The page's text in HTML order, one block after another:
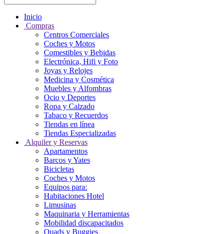
Inicio
Compras
Centros Comerciales
Coches y Motos
Comestibles y Bebidas
Electrónica, Hifi y Foto
Joyas y Relojes
Medicina y Cosmética
Muebles y Alfombras
Ocio y Deportes
Ropa y Calzado
Tabaco y Recuerdos
Tiendas en línea
Tiendas Especializadas
Alquiler y Reservas
Apartamentos
Barcos y Yates
Bicicletas
Coches y Motos
Equipos para:
Habitaciones Hotel
Limusinas
Maquinaria y Herramientas
Mobilidad discapacitados
Quads y Buggies